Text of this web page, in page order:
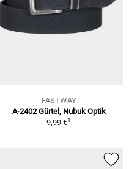
FASTWAY
A-2402 Gürtel, Nubuk Optik
9,99 €1